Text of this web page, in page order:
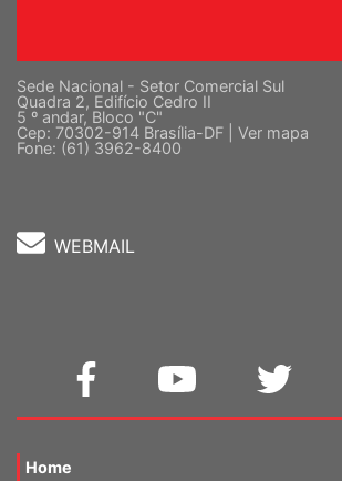
Sede Nacional - Setor Comercial Sul
Quadra 2, Edifício Cedro II
5 º andar, Bloco "C"
Cep: 70302-914 Brasília-DF | Ver mapa
Fone: (61) 3962-8400
WEBMAIL
Home